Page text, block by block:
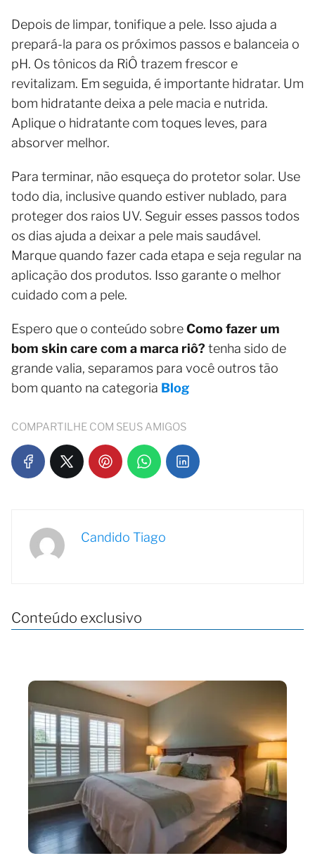
Depois de limpar, tonifique a pele. Isso ajuda a
prepará-la para os próximos passos e balanceia o
pH. Os tônicos da RiÔ trazem frescor e
revitalizam. Em seguida, é importante hidratar. Um
bom hidratante deixa a pele macia e nutrida.
Aplique o hidratante com toques leves, para
absorver melhor.
Para terminar, não esqueça do protetor solar. Use
todo dia, inclusive quando estiver nublado, para
proteger dos raios UV. Seguir esses passos todos
os dias ajuda a deixar a pele mais saudável.
Marque quando fazer cada etapa e seja regular na
aplicação dos produtos. Isso garante o melhor
cuidado com a pele.
Espero que o conteúdo sobreComo fazer um
bom skin care com a marca riô?tenha sido de
grande valia, separamos para você outros tão
bom quanto na categoria Blog
COMPARTILHE COM SEUS AMIGOS
Candido Tiago
Conteúdo exclusivo